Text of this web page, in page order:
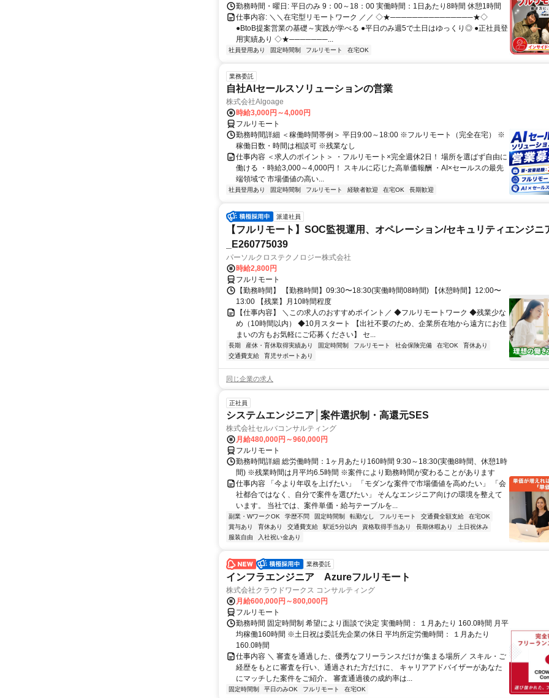
勤務時間・曜日: 平日のみ 9：00～18：00 実働時間：1日あたり8時間 休憩1時間
仕事内容: ＼＼在宅型リモートワーク ／／ ◇★───────────────★◇
●BtoB提案営業の基礎～実践が学べる ●平日のみ週5で土日はゆっくり◎ ●正社員登
用実績あり ◇★───────...
社員登用あり 固定時間制 フルリモート 在宅OK
業務委託
自社AIセールスソリューションの営業
株式会社Algoage
時給3,000円～4,000円
フルリモート
勤務時間詳細 ＜稼働時間帯例＞ 平日9:00～18:00 ※フルリモート（完全在宅） ※
稼働日数・時間は相談可 ※残業なし
仕事内容 ＜求人のポイント＞ ・フルリモート×完全週休2日！ 場所を選ばず自由に
働ける ・時給3,000～4,000円！ スキルに応じた高単価報酬 ・AI×セールスの最先
端領域で 市場価値の高い...
社員登用あり 固定時間制 フルリモート 経験者歓迎 在宅OK 長期歓迎
派遣社員
【フルリモート】SOC監視運用、オペレーション/セキュリティエンジニ
_E260775039
パーソルクロステクノロジー株式会社
時給2,800円
フルリモート
【勤務時間】 【勤務時間】09:30〜18:30(実働時間08時間) 【休憩時間】12:00〜
13:00 【残業】月10時間程度
【仕事内容】 ＼この求人のおすすめポイント／ ◆フルリモートワーク ◆残業少な
め（10時間以内） ◆10月スタート 【出社不要のため、企業所在地から遠方にお住
まいの方もお気軽にご応募ください】 セ...
長期 産休・育休取得実績あり 固定時間制 フルリモート 社会保険完備 在宅OK
育休あり
交通費支給
育児サポートあり
同じ企業の求人
正社員
システムエンジニア│案件選択制・高還元SES
株式会社セルバコンサルティング
月給480,000円～960,000円
フルリモート
勤務時間詳細 総労働時間：1ヶ月あたり160時間 9:30～18:30(実働8時間、休憩1時
間) ※残業時間は月平均6.5時間 ※案件により勤務時間が変わることがあります
仕事内容 「今より年収を上げたい」 「モダンな案件で市場価値を高めたい」 「会
社都合ではなく、自分で案件を選びたい」 そんなエンジニア向けの環境を整えて
います。 当社では、案件単価・給与テーブルを...
副業・WワークOK 学歴不問 固定時間制 転勤なし フルリモート 交通費全額支給
在宅OK
賞与あり
育休あり 交通費支給 駅近5分以内 資格取得手当あり 長期休暇あり
土日祝休み
服装自由
入社祝い金あり
業務委託
インフラエンジニア Azureフルリモート
株式会社クラウドワークス コンサルティング
月給600,000円～800,000円
フルリモート
勤務時間 固定時間制 希望により面談で決定 実働時間： １月あたり 160.0時間 月平
均稼働160時間 ※土日祝は委託先企業の休日 平均所定労働時間： １月あたり
160.0時間
仕事内容 ＼ 審査を通過した、優秀なフリーランスだけが集まる場所／ スキル・ご
経歴をもとに審査を行い、通過された方だけに、 キャリアアドバイザーがあなた
にマッチした案件をご紹介。 審査通過後の成約率は...
固定時間制 平日のみOK フルリモート 在宅OK